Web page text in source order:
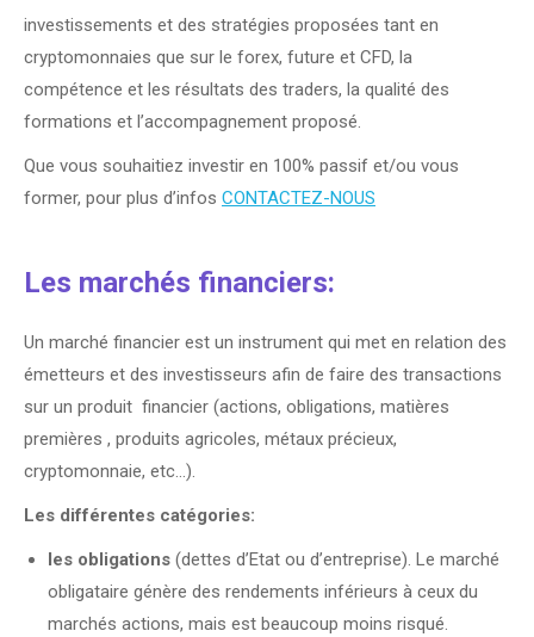
investissements et des stratégies proposées tant en
cryptomonnaies que sur le forex, future et CFD, la
compétence et les résultats des traders, la qualité des
formations et l’accompagnement proposé.
Que vous souhaitiez investir en 100% passif et/ou vous
former, pour plus d’infos CONTACTEZ-NOUS
Les marchés financiers:
Un marché financier est un instrument qui met en relation des
émetteurs et des investisseurs afin de faire des transactions
sur un produit financier (actions, obligations, matières
premières , produits agricoles, métaux précieux,
cryptomonnaie, etc…).
Les différentes catégories:
les obligations (dettes d’Etat ou d’entreprise). Le marché
obligataire génère des rendements inférieurs à ceux du
marchés actions, mais est beaucoup moins risqué.